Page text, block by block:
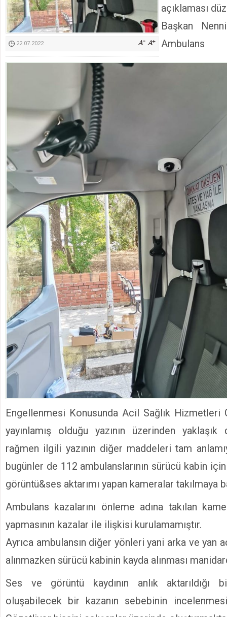
Kimyasallardan Koruma Derneği Başkanı Cennet Çelik
22.07.2022
açıklaması
Başkan
Engellenmesi Konusunda Acil Sağlık Hizmetleri
yayınlamış olduğu yazının üzerinden
rağmen ilgili yazının diğer maddeleri tam
bugünler de 112 ambulanslarının sürücü kabin
görüntü&ses aktarımı yapan kameralar takılmaya
Ambulans kazalarını önleme adına takılan
yapmasının kazalar ile ilişkisi kurulamamıştır.
Ayrıca ambulansın diğer yönleri yani arka ve yan
alınmazken sürücü kabinin kayda alınması
Ses ve görüntü kaydının anlık aktarıldığı
oluşabilecek bir kazanın sebebinin